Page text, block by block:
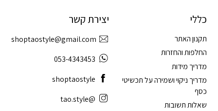
כללי
תקנון האתר
החלפות והחזרות
מדריך מידות
מדריך ניקוי ושמירה על תכשיטי
כסף
שאלות תשובות
יצירת קשר
shoptaostyle@gmail.com
053-4343453
shoptaostyle
@tao.style